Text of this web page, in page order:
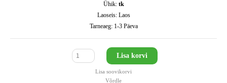
Ühik:tk
Laoseis: Laos
Tarneaeg: 1-3 Päeva
Lisa korvi
Lisa soovikorvi
Võrdle